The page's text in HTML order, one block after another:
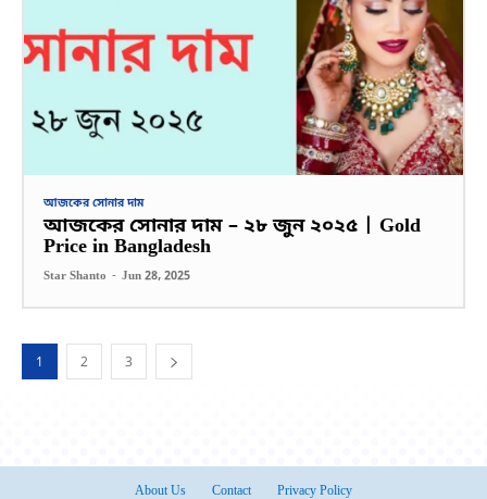
আজকের সোনার দাম
আজকের সোনার দাম – ২৮ জুন ২০২৫ | Gold
Price in Bangladesh
Star Shanto - Jun 28, 2025
1 2 3
About Us Contact Privacy Policy